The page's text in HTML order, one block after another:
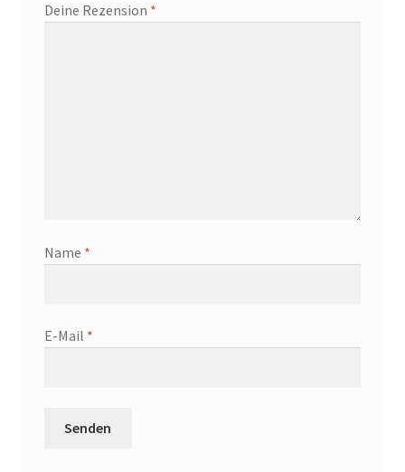
Deine Rezension *
Name *
E-Mail *